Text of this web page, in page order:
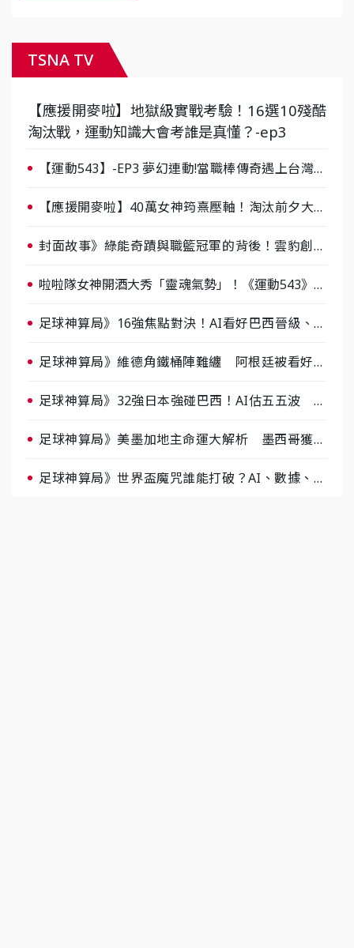
TSNA TV
【應援開麥啦】地獄級實戰考驗！16選10殘酷
淘汰戰，運動知識大會考誰是真懂？-ep3
【運動543】-EP3 夢幻連動!當職棒傳奇遇上台灣女
【應援開麥啦】40萬女神筠熹壓軸！淘汰前夕大混
封面故事》綠能奇蹟與職籃冠軍的背後！雲豹創辦
啦啦隊女神開酒大秀「靈魂氣勢」！《運動543》微
足球神算局》16強焦點對決！AI看好巴西晉級、數
足球神算局》維德角鐵桶陣難纏 阿根廷被看好下
足球神算局》32強日本強碰巴西！AI估五五波 牛
足球神算局》美墨加地主命運大解析 墨西哥獲數
足球神算局》世界盃魔咒誰能打破？AI、數據、塔